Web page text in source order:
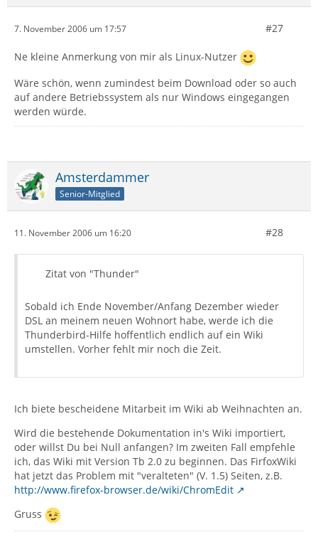
7. November 2006 um 17:57 #27
Ne kleine Anmerkung von mir als Linux-Nutzer
Wäre schön, wenn zumindest beim Download oder so auch
auf andere Betriebssystem als nur Windows eingegangen
werden würde.
Amsterdammer
Senior-Mitglied
11. November 2006 um 16:20 #28
Zitat von "Thunder"
Sobald ich Ende November/Anfang Dezember wieder
DSL an meinem neuen Wohnort habe, werde ich die
Thunderbird-Hilfe hoffentlich endlich auf ein Wiki
umstellen. Vorher fehlt mir noch die Zeit.
Ich biete bescheidene Mitarbeit im Wiki ab Weihnachten an.
Wird die bestehende Dokumentation in's Wiki importiert,
oder willst Du bei Null anfangen? Im zweiten Fall empfehle
ich, das Wiki mit Version Tb 2.0 zu beginnen. Das FirfoxWiki
hat jetzt das Problem mit "veralteten" (V. 1.5) Seiten, z.B.
http://www.firefox-browser.de/wiki/ChromEdit
Gruss